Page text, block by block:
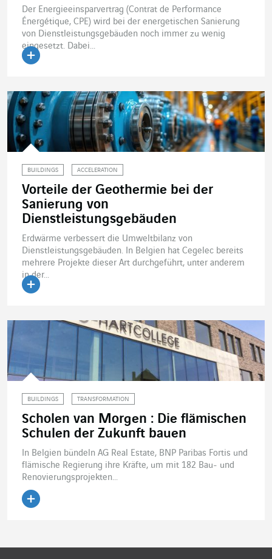
Der Energieeinsparvertrag (Contrat de Performance
Énergétique, CPE) wird bei der energetischen Sanierung
von Dienstleistungsgebäuden noch immer zu wenig
eingesetzt. Dabei...
BUILDINGS ACCELERATION
Vorteile der Geothermie bei der
Sanierung von
Dienstleistungsgebäuden
Erdwärme verbessert die Umweltbilanz von
Dienstleistungsgebäuden. In Belgien hat Cegelec bereits
mehrere Projekte dieser Art durchgeführt, unter anderem
in der...
BUILDINGS TRANSFORMATION
Scholen van Morgen : Die flämischen
Schulen der Zukunft bauen
In Belgien bündeln AG Real Estate, BNP Paribas Fortis und
flämische Regierung ihre Kräfte, um mit 182 Bau- und
Renovierungsprojekten...